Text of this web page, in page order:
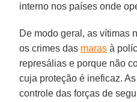
interno nos países onde
De modo geral, as vítimas
os crimes das maras à
represálias e porque não
cuja proteção é ineficaz. As
controle das forças de